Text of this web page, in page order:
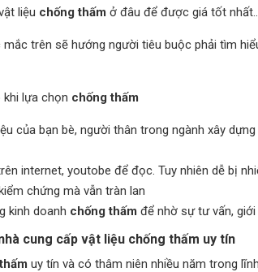
liệu chống thấm ở đâu để được giá tốt nhất….
trên sẽ hướng người tiêu buộc phải tìm
lựa chọn chống thấm
của bạn bè, người thân trong ngành xây
internet, youtobe để đọc. Tuy nhiên dễ bị
chứng mà vẫn tràn lan
kinh doanh chống thấm để nhờ sự tư vấn,
cung cấp vật liệu chống thấm uy tín
uy tín và có thâm niên nhiều năm trong